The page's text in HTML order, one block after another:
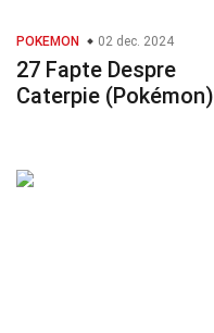
POKEMON 02 dec. 2024
27 Fapte Despre
Caterpie (Pokémon)